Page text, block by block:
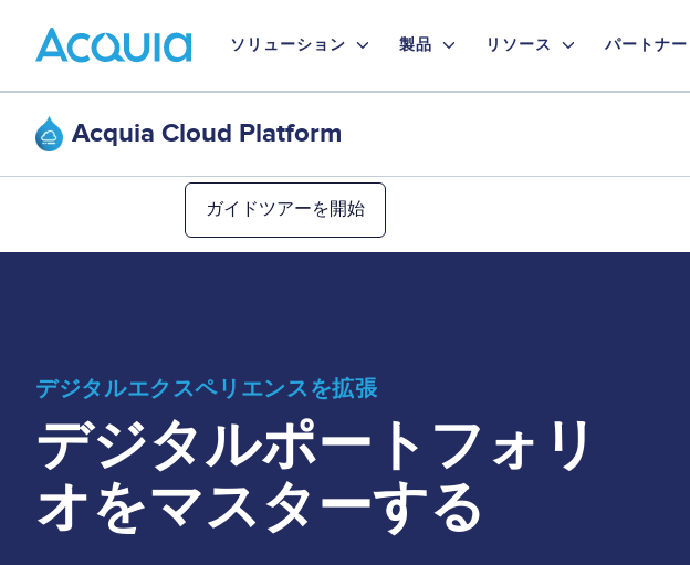
main
content
Primary
Menu
ソリューション 製品 リソース パートナー
Acquia Cloud Platform
ガイドツアーを開始
デジタルエクスペリエンスを拡張
デジタルポートフォリ
オをマスターする